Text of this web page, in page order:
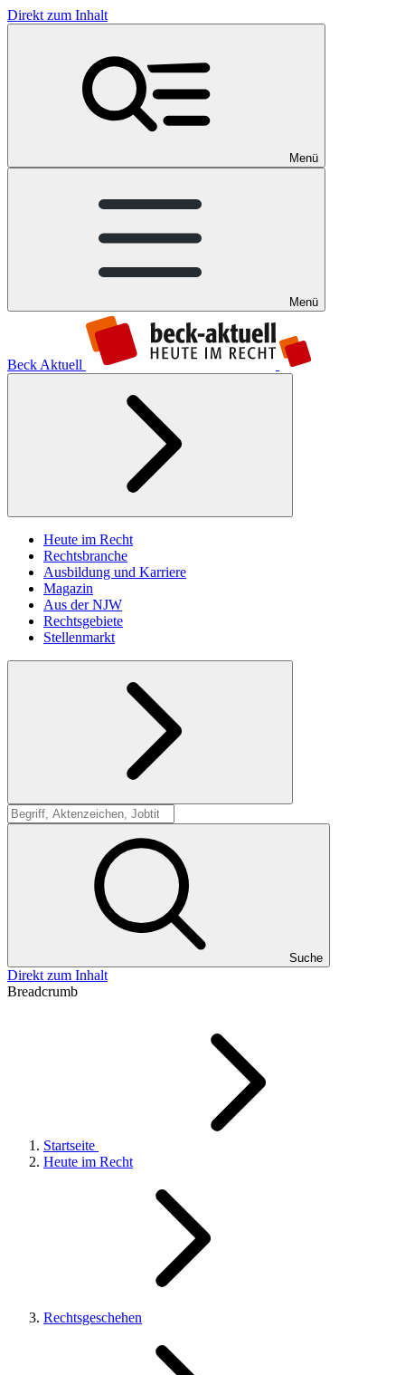
Direkt zum Inhalt
Menü
Menü
Beck Aktuell
Heute im Recht
Rechtsbranche
Ausbildung und Karriere
Magazin
Aus der NJW
Rechtsgebiete
Stellenmarkt
Suche
Suche
Direkt zum Inhalt
Breadcrumb
Startseite
Heute im Recht
Rechtsgeschehen